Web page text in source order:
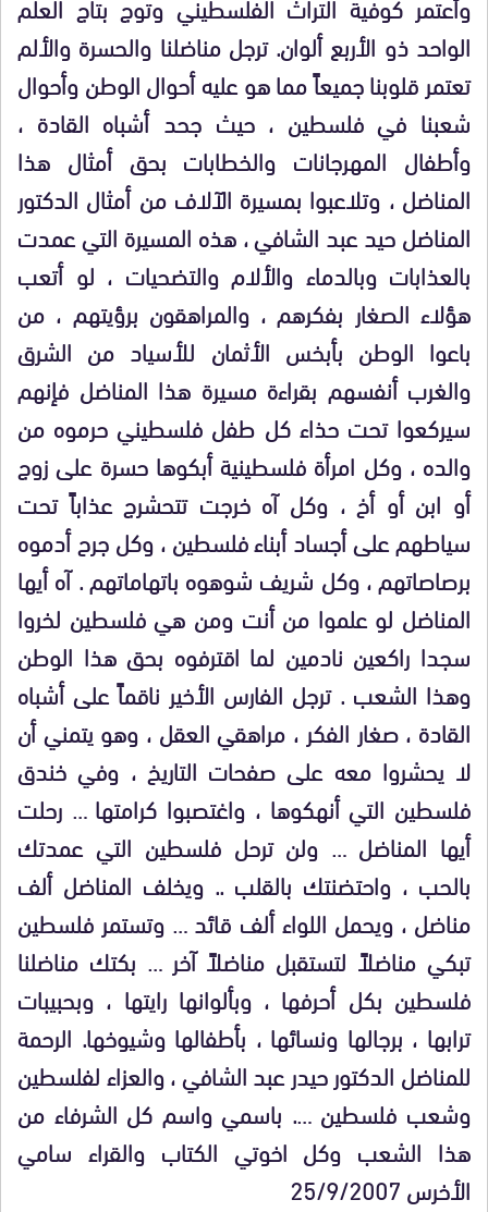
الواحد ذو الأربع ألوان. ترجل مناضلنا والحسرة والألم
تعتمر قلوبنا جميعاً مما هو عليه أحوال الوطن وأحوال
شعبنا في فلسطين ، حيث جحد أشباه القادة ،
وأطفال المهرجانات والخطابات بحق أمثال هذا
المناضل ، وتلاعبوا بمسيرة الآلاف من أمثال الدكتور
المناضل حيد عبد الشافي ، هذه المسيرة التي عمدت
بالعذابات وبالدماء والألام والتضحيات ، لو أتعب
هؤلاء الصغار بفكرهم ، والمراهقون برؤيتهم ، من
باعوا الوطن بأبخس الأثمان للأسياد من الشرق
والغرب أنفسهم بقراءة مسيرة هذا المناضل فإنهم
سيركعوا تحت حذاء كل طفل فلسطيني حرموه من
والده ، وكل امرأة فلسطينية أبكوها حسرة على زوج
أو ابن أو أخ ، وكل آه خرجت تتحشرج عذاباً تحت
سياطهم على أجساد أبناء فلسطين ، وكل جرح أدموه
برصاصاتهم ، وكل شريف شوهوه باتهاماتهم . آه أيها
المناضل لو علموا من أنت ومن هي فلسطين لخروا
سجدا راكعين نادمين لما اقترفوه بحق هذا الوطن
وهذا الشعب . ترجل الفارس الأخير ناقماً على أشباه
القادة ، صغار الفكر ، مراهقي العقل ، وهو يتمني أن
لا يحشروا معه على صفحات التاريخ ، وفي خندق
فلسطين التي أنهكوها ، واغتصبوا كرامتها … رحلت
أيها المناضل … ولن ترحل فلسطين التي عمدتك
بالحب ، واحتضنتك بالقلب .. ويخلف المناضل ألف
مناضل ، ويحمل اللواء ألف قائد … وتستمر فلسطين
تبكي مناضلاً لتستقبل مناضلاً آخر … بكتك مناضلنا
فلسطين بكل أحرفها ، وبألوانها رايتها ، وبحبيبات
ترابها ، برجالها ونسائها ، بأطفالها وشيوخها. الرحمة
للمناضل الدكتور حيدر عبد الشافي ، والعزاء لفلسطين
وشعب فلسطين …. باسمي واسم كل الشرفاء من
هذا الشعب وكل اخوتي الكتاب والقراء سامي
الأخرس 25/9/2007